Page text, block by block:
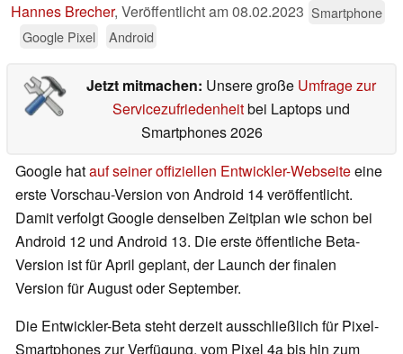
Hannes Brecher, Veröffentlicht am08.02.2023 Smartphone
Google Pixel
Android
Jetzt mitmachen: Unsere große Umfrage zur
Servicezufriedenheitbei Laptops und
Smartphones 2026
Google hatauf seiner offiziellen Entwickler-Webseiteeine
erste Vorschau-Version von Android 14 veröffentlicht.
Damit verfolgt Google denselben Zeitplan wie schon bei
Android 12 und Android 13. Die erste öffentliche Beta-
Version ist für April geplant, der Launch der finalen
Version für August oder September.
Die Entwickler-Beta steht derzeit ausschließlich für Pixel-
Smartphones zur Verfügung, vom Pixel 4a bis hin zum